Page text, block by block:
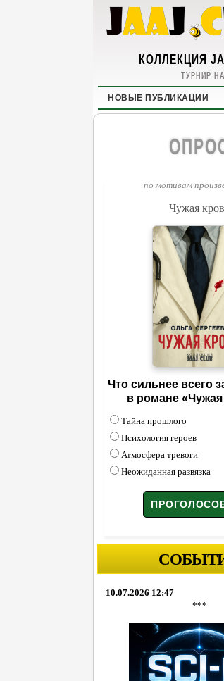
КОЛЛЕКЦИЯ
ТУРНИР
НОВЫЕ ПУБЛИКАЦИИ
по мотивам
Чужая
Что сильнее всего
в романе
Тайна прошлого
Психология героев
Атмосфера тревоги
Неожиданная развязка
10.07.2026 12:47
***